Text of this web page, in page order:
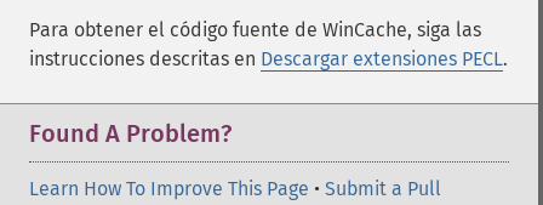
Para obtener el código fuente de WinCache, siga las
instrucciones descritas en Descargar extensiones PECL.
Found A Problem?
Learn How To Improve This Page • Submit a Pull